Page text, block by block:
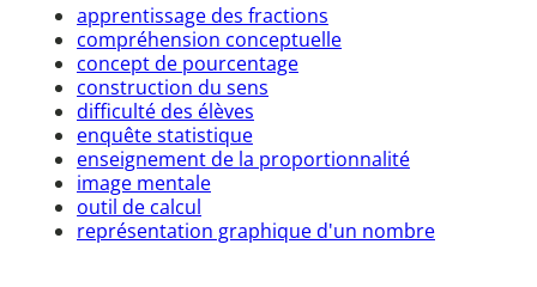
apprentissage des fractions
compréhension conceptuelle
concept de pourcentage
construction du sens
difficulté des élèves
enquête statistique
enseignement de la proportionnalité
image mentale
outil de calcul
représentation graphique d'un nombre